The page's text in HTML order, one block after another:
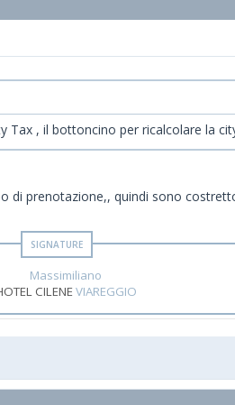
Tax , il bottoncino per ricalcolare la
prenotazione,, quindi sono
Massimiliano
CILENEVIAREGGIO